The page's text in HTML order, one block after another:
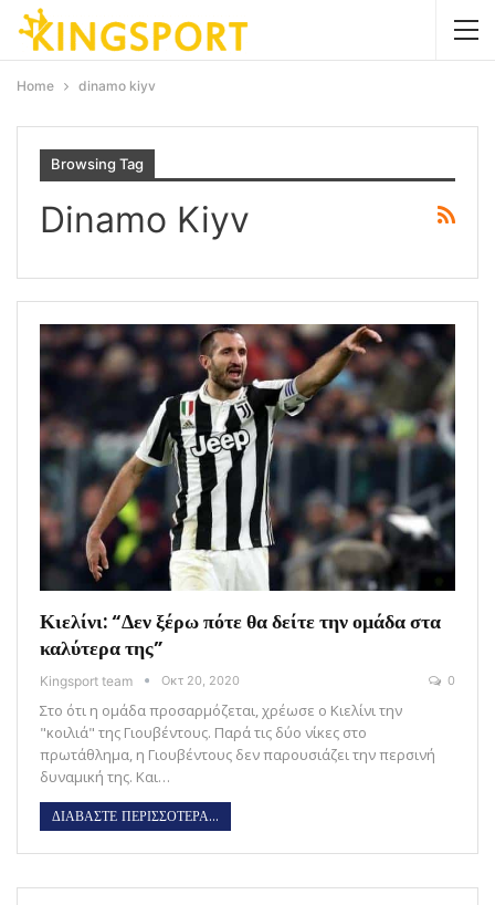
Home dinamo kiyv
Browsing Tag
Dinamo Kiyv
Κιελίνι: “Δεν ξέρω πότε θα δείτε την ομάδα στα
καλύτερα της”
Kingsport team Οκτ 20, 2020 0
Στο ότι η ομάδα προσαρμόζεται, χρέωσε ο Κιελίνι την
"κοιλιά" της Γιουβέντους. Παρά τις δύο νίκες στο
πρωτάθλημα, η Γιουβέντους δεν παρουσιάζει την περσινή
δυναμική της. Και…
ΔΙΑΒΑΣΤΕ ΠΕΡΙΣΣΟΤΕΡΑ...